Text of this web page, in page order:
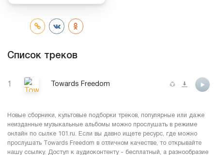
Список треков
1 Towards Freedom
Новые сборники, культовые подборки треков, популярные или даже
неизданные музыкальные альбомы можно прослушать в режиме
онлайн по сылке 101.ru. Если вы давно ищете ресурс, где можно
прослушать Towards Freedom в отличном качестве, то открывайте
нашу ссылку. Доступ к аудиоконтенту - бесплатный, а разнообразие